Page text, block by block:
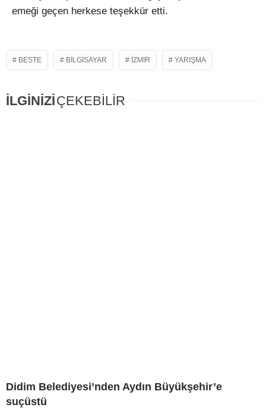
emeği geçen herkese teşekkür etti.
BESTE BILGISAYAR IZMIR YARIŞMA
İLGİNİZİÇEKEBİLİR
Didim Belediyesi’nden Aydın Büyükşehir’e
suçüstü